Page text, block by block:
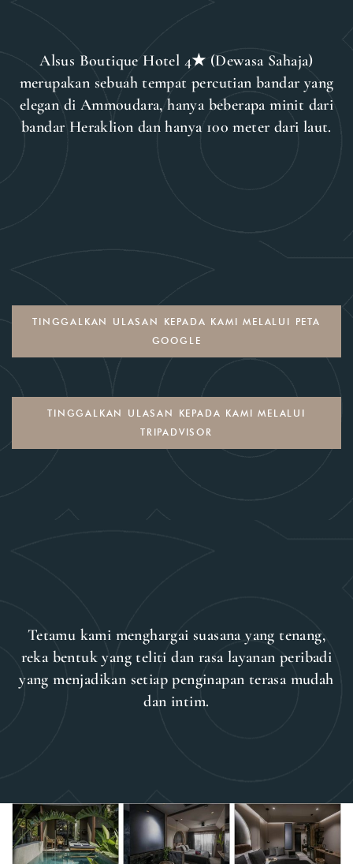
Alsus Boutique Hotel 4★ (Dewasa Sahaja)
merupakan sebuah tempat percutian bandar yang
elegan di Ammoudara, hanya beberapa minit dari
bandar Heraklion dan hanya 100 meter dari laut.
TINGGALKAN ULASAN KEPADA KAMI MELALUI PETA
GOOGLE
TINGGALKAN ULASAN KEPADA KAMI MELALUI
TRIPADVISOR
Tetamu kami menghargai suasana yang tenang,
reka bentuk yang teliti dan rasa layanan peribadi
yang menjadikan setiap penginapan terasa mudah
dan intim.